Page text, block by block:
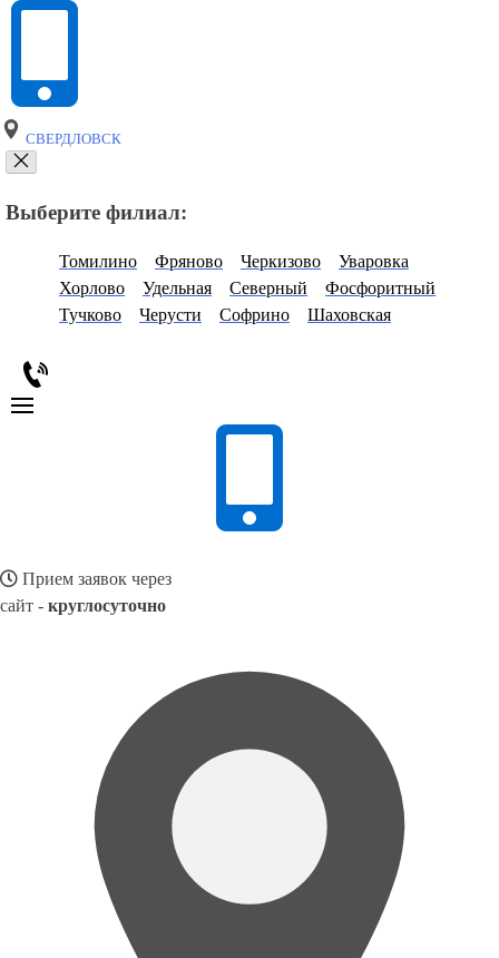
СВЕРДЛОВСК
Выберите филиал:
Томилино Фряново Черкизово
Уваровка
Хорлово
Удельная Северный
Фосфоритный
Тучково
Черусти Софрино Шаховская
Прием заявок через
сайт - круглосуточно